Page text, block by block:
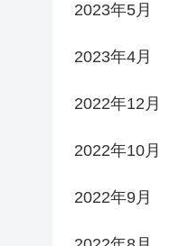
2023年5月
2023年4月
2022年12月
2022年10月
2022年9月